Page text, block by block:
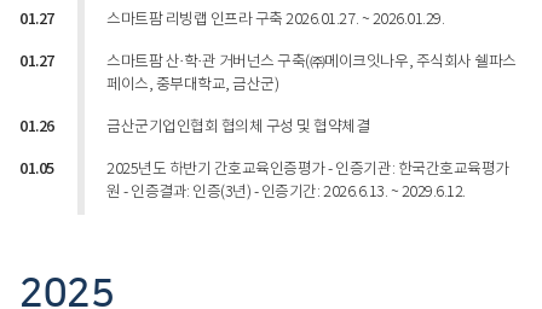
01.27 스마트팜 리빙랩 인프라 구축 2026.01.27. ~ 2026.01.29.
01.27
스마트팜 산·학·관 거버넌스 구축(㈜메이크잇나우, 주식회사 쉘파스
페이스, 중부대학교, 금산군)
01.26 금산군기업인협회 협의체 구성 및 협약체결
01.05
2025년도 하반기 간호교육인증평가 - 인증기관: 한국간호교육평가
원 - 인증결과: 인증(3년) - 인증기간: 2026.6.13. ~ 2029.6.12.
2025